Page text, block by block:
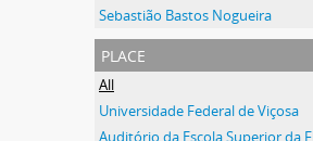
Sebastião Bastos Nogueira
place
All
Universidade Federal de Viçosa